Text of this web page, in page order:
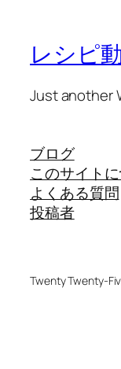
レシピ
Just another
ブログ
このサイト
よくある質問
投稿者
Twenty Twenty-